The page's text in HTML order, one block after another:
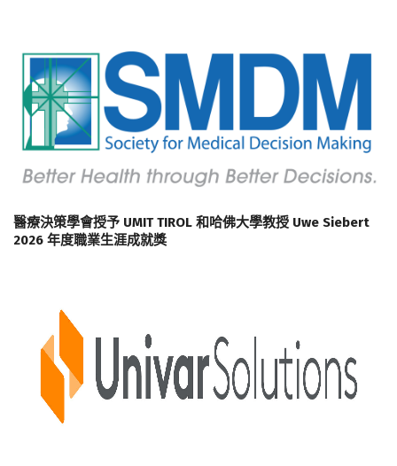
醫療決策學會授予 UMIT TIROL 和哈佛大學教授 Uwe Siebert
2026 年度職業生涯成就獎